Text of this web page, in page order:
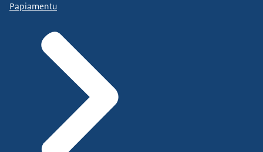
Papiamentu